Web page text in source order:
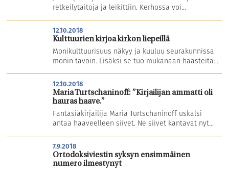
retkeilytaitoja ja leikittiin. Kerhossa voi...
12.10.2018
Kulttuurien kirjoa kirkon liepeillä
Monikulttuurisuus näkyy ja kuuluu seurakunnissa
monin tavoin. Lisäksi se tuo mukanaan haasteita:...
12.10.2018
Maria Turtschaninoff: ”Kirjailijan ammatti oli
hauras haave.”
Fantasiakirjailija Maria Turtschaninoff uskalsi
antaa haaveelleen siivet. Ne siivet kantavat nyt...
7.9.2018
Ortodoksiviestin syksyn ensimmäinen
numero ilmestynyt